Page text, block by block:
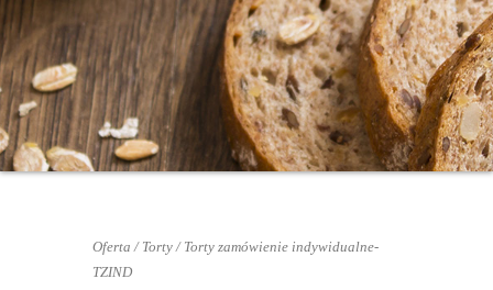
Oferta / Torty/ Torty zamówienie indywidualne-
TZIND